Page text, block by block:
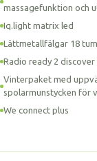
massagefunktion och
Iq.light matrix led
Lättmetallfälgar 18
Radio ready 2
Vinterpaket med
spolarmunstycken för
We connect plus